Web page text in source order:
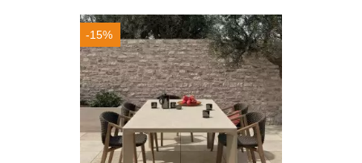
-15%